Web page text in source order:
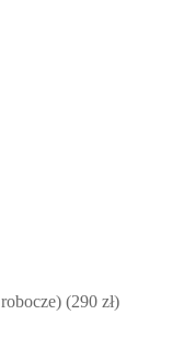
(290 zł)